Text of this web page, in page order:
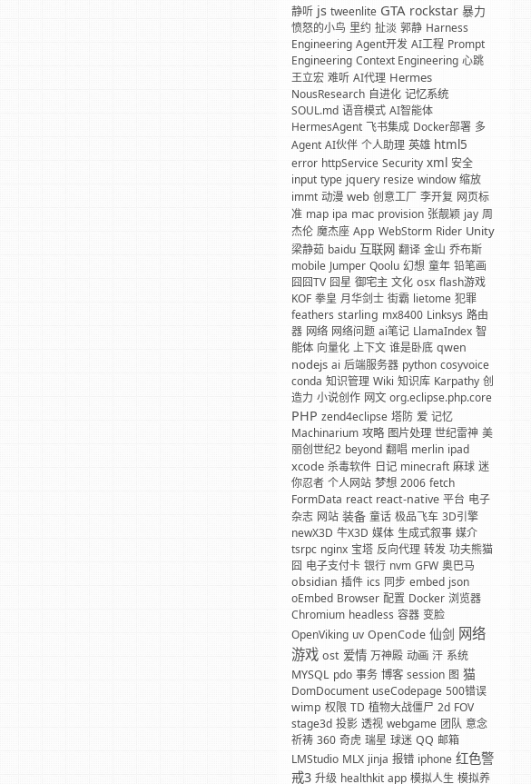
静听 js tweenlite GTA rockstar 暴力
愤怒的小鸟 里约 扯淡 郭静 Harness
Engineering Agent开发 AI工程 Prompt
Engineering Context Engineering 心跳
王立宏 难听 AI代理 Hermes
NousResearch 自进化 记忆系统
SOUL.md 语音模式 AI智能体
HermesAgent 飞书集成 Docker部署 多
Agent AI伙伴 个人助理 英雄 html5
error httpService Security xml 安全
input type jquery resize window 缩放
immt 动漫 web 创意工厂 李开复 网页标
准 map ipa mac provision 张靓颖 jay 周
杰伦 魔杰座 App WebStorm Rider Unity
梁静茹 baidu 互联网 翻译 金山 乔布斯
mobile Jumper Qoolu 幻想 童年 铅笔画
囧囧TV 囧星 御宅主 文化 osx flash游戏
KOF 拳皇 月华剑士 街霸 lietome 犯罪
feathers starling mx8400 Linksys 路由
器 网络 网络问题 ai笔记 LlamaIndex 智
能体 向量化 上下文 谁是卧底 qwen
nodejs ai 后端服务器 python cosyvoice
conda 知识管理 Wiki 知识库 Karpathy 创
造力 小说创作 网文 org.eclipse.php.core
PHP zend4eclipse 塔防 爱 记忆
Machinarium 攻略 图片处理 世纪雷神 美
丽创世纪2 beyond 翻唱 merlin ipad
xcode 杀毒软件 日记 minecraft 麻球 迷
你忍者 个人网站 梦想 2006 fetch
FormData react react-native 平台 电子
杂志 网站 装备 童话 极品飞车 3D引擎
newX3D 牛X3D 媒体 生成式叙事 媒介
tsrpc nginx 宝塔 反向代理 转发 功夫熊猫
囧 电子支付卡 银行 nvm GFW 奥巴马
obsidian 插件 ics 同步 embed json
oEmbed Browser 配置 Docker 浏览器
Chromium headless 容器 变脸
OpenViking uv OpenCode 仙剑 网络
游戏 ost 爱情 万神殿 动画 汗 系统
MYSQL pdo 事务 博客 session 图 猫
DomDocument useCodepage 500错误
wimp 权限 TD 植物大战僵尸 2d FOV
stage3d 投影 透视 webgame 团队 意念
祈祷 360 奇虎 瑞星 球迷 QQ 邮箱
LMStudio MLX jinja 报错 iphone 红色警
戒3 升级 healthkit app 模拟人生 模拟养